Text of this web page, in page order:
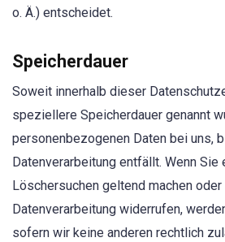
o. Ä.) entscheidet.
Speicherdauer
Soweit innerhalb dieser
speziellere Speicherdauer genannt
personenbezogenen Daten bei uns,
Datenverarbeitung entfällt. Wenn
Löschersuchen geltend machen
Datenverarbeitung widerrufen,
sofern wir keine anderen rechtlich